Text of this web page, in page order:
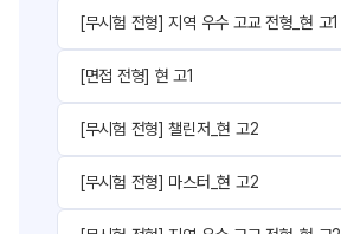
[무시험 전형] 지역 우수 고교 전형_현 고1
[면접 전형] 현 고1
[무시험 전형] 챌린저_현 고2
[무시험 전형] 마스터_현 고2